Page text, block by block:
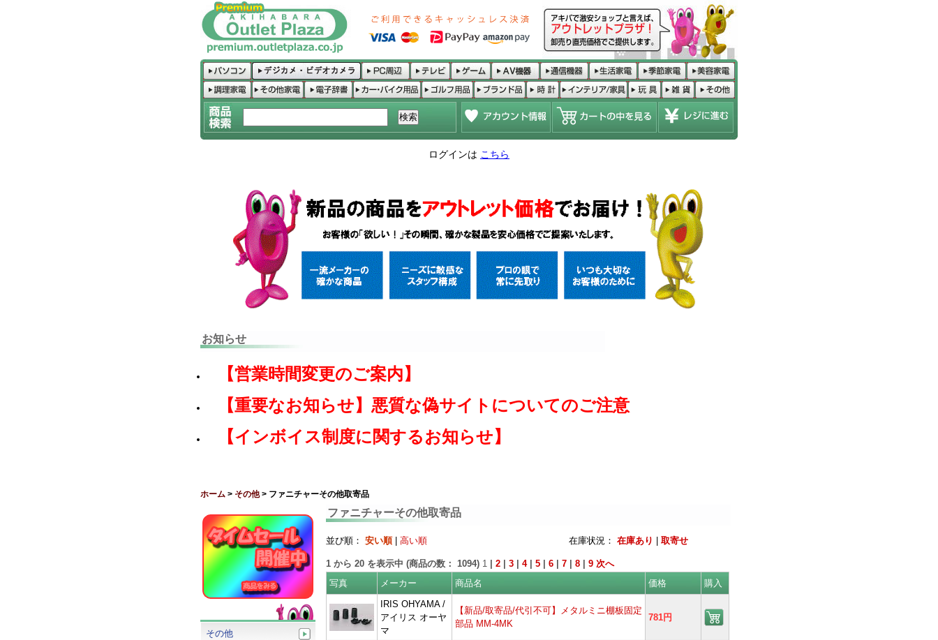
ログインは こちら
お知らせ
【営業時間変更のご案内】
【重要なお知らせ】悪質な偽サイトについてのご注意
【インボイス制度に関するお知らせ】
ホーム > その他> ファニチャーその他取寄品
ファニチャーその他取寄品
並び順： 安い順| 高い順 在庫状況： 在庫あり 取寄せ
1 から 20 を表示中 (商品の数： 1094) 1 2 3 4| 5 6 7 8 9 次へ
写真
メーカー 商品名 価格
購入
IRIS OHYAMA /
アイリス オーヤ
マ
【新品/取寄品/代引不可】メタルミニ棚板固定
部品 MM-4MK
781円
その他